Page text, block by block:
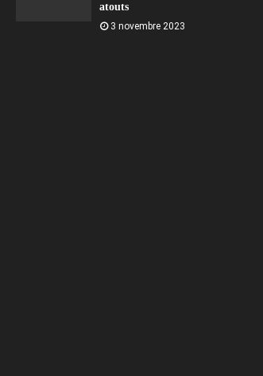
atouts
3 novembre 2023